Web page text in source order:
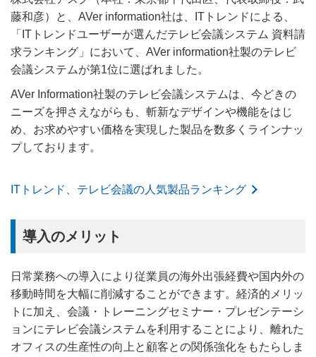
藤和彦）と、AVer information社は、ITトレンドによる、
「ITトレンドユーザーが選んだテレビ会議システム 資料請
求ランキング」において、AVer information社製のテレビ
会議システムが第1位に選ばれました。
AVer Information社製のテレビ会議システムは、今どきの
ニーズを押さえながらも、斬新なデザインや機能をはじ
め、お求めやすい価格を実現した製品を数多くラインナッ
プしております。
ITトレンド、テレビ会議の人気製品ランキング
導入のメリット
日常業務への導入により従業員の海外出張経費や国内外の
移動時間を大幅に削減することができます。経済的メリッ
トに加え、会議・トレーニングセミナー・プレゼンテーシ
ョンにテレビ会議システムを利用することにより、離れた
オフィスの生産性の向上と顧客との関係強化をもたらしま